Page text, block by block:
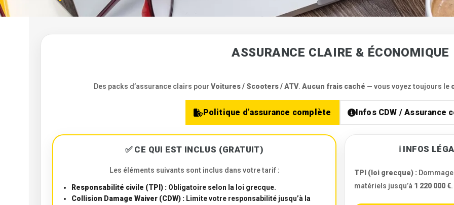
ASSURANCE CLAIRE & ÉCONOMIQUE
Des packs d’assurance clairs pour Voitures / Scooters / ATV. Aucun frais caché — vous voyez toujours le
Politique d’assurance complète Infos CDW / Assurance
✅ CE QUI EST INCLUS (GRATUIT)
Les éléments suivants sont inclus dans votre tarif :
Responsabilité civile (TPI) : Obligatoire selon la loi grecque.
Collision Damage Waiver (CDW) : Limite votre responsabilité jusqu’à la
ℹ️ INFOS
TPI (loi grecque) :
matériels jusqu’à 1 220 000 €.